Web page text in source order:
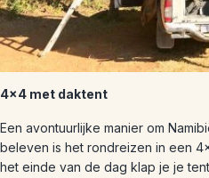
4×4 met daktent
Een avontuurlijke manier om
beleven is het rondreizen in een
het einde van de dag klap je je